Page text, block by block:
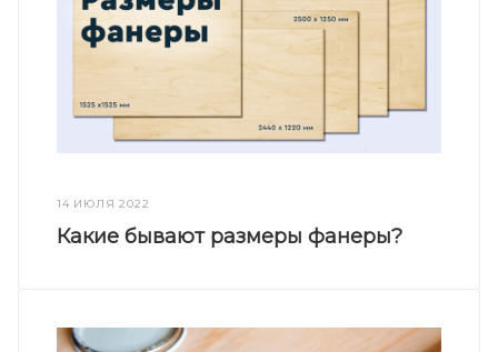
14 ИЮЛЯ 2022
Какие бывают размеры фанеры?